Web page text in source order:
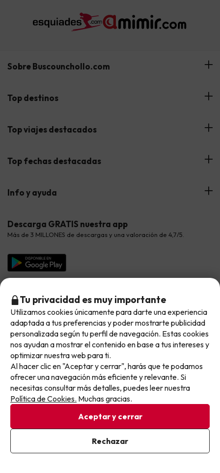
No llegas tarde: llegas al siguiente.
Este chollo ya ha caducado, pero cada día lanzamos
nuevas oportunidades para viajar mejor y pagar
menos.
Apúntate y que el próximo no se te escape.
Pon tu mejor e-mail
Ya estoy suscrito
Al suscribirte, confirmas haber leído y estar de acuerdo con la
Sobre Buscounchollo.com
¿Quiénes somos?
Buscounchollo en los medios
Proveedores
Viajes para grupos
Top destinos
Hoteles Andalucía
Hoteles Cataluña
Hoteles Galicia
Hoteles Salou
Top viajes destacados
Viajes con Niños
Viajes de Novios
Chollos con Todo Incluido
Chollos en la playa
Chollos con Vuelo Incluido
Hoteles con toboganes
Selección de la Newsletter
Los favoritos de nuestros clientes
Top fechas destacadas
Verano
Vacaciones en Agosto
Vacaciones en Octubre
Info y ayuda
Contáctanos
Preguntas frecuentes
Descarga GRATIS nuestra app
Más de 3 MILLONES de descargas y una valoración de 4,7/5.
Métodos de pago disponibles
Condiciones generales
Viajes para ti S.L.U. Copyright © Buscounchollo.com 2010 -
2026
Tu privacidad es muy importante
Utilizamos cookies únicamente para darte una experiencia
adaptada a tus preferencias y poder mostrarte publicidad
personalizada según tu perfil de navegación. Estas cookies
nos ayudan a mostrar el contenido en base a tus intereses y
optimizar nuestra web para ti.
Al hacer clic en "Aceptar y cerrar", harás que te podamos
ofrecer una navegación más eficiente y relevante. Si
necesitas consultar más detalles, puedes leer nuestra
Política de Cookies. Muchas gracias.
Aceptar y cerrar
Rechazar